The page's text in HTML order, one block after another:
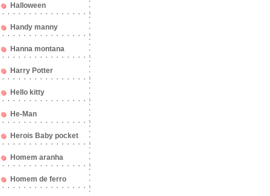
Halloween
Handy manny
Hanna montana
Harry Potter
Hello kitty
He-Man
Herois Baby pocket
Homem aranha
Homem de ferro